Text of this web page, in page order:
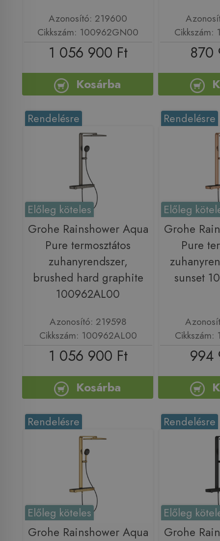
Azonosító: 219600
Cikkszám: 100962GN00
1 056 900 Ft
Kosárba
870
Rendelésre
Előleg köteles
Grohe Rainshower Aqua
Pure termosztátos
zuhanyrendszer,
brushed hard graphite
100962AL00
Azonosító: 219598
Cikkszám: 100962AL00
1 056 900 Ft
Kosárba
Rendelésre
Előleg
Grohe
Pure
sunset
994
Rendelésre
Előleg köteles
Grohe Rainshower Aqua
Rendelésre
Előleg
Grohe